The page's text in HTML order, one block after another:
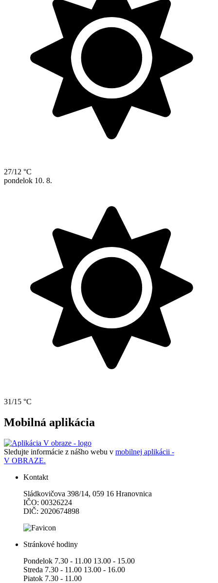
27/12 °C
pondelok 10. 8.
31/15 °C
Mobilná aplikácia
Sledujte informácie z nášho webu v mobilnej aplikácii -
V OBRAZE.
Kontakt
Sládkovičova 398/14, 059 16 Hranovnica
IČO: 00326224
DlČ: 2020674898
Stránkové hodiny
Pondelok 7.30 - 11.00 13.00 - 15.00
Streda 7.30 - 11.00 13.00 - 16.00
Piatok 7.30 - 11.00